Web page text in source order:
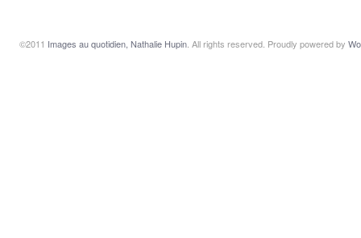
©2011 Images au quotidien, Nathalie Hupin . All rights reserved. Proudly powered by